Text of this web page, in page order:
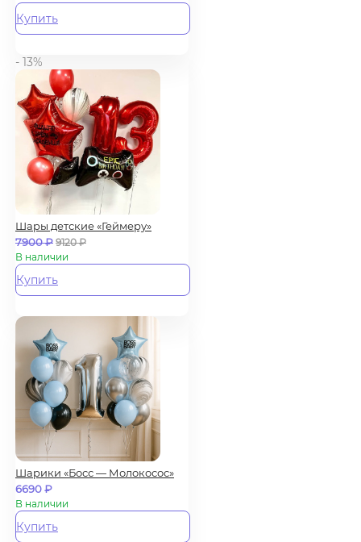
Купить
- 13%
Шары детские «Геймеру»
7900₽ 9120₽
В наличии
Купить
Шарики «Босс — Молокосос»
6690₽
В наличии
Купить